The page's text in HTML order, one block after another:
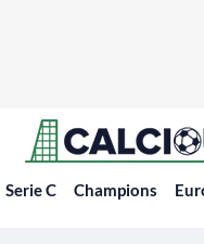
Serie C Champions